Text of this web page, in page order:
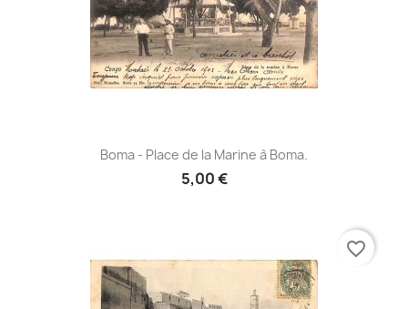
Boma - Place de la Marine à Boma.
5,00 €
favorite_border